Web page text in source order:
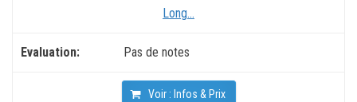
Long...
Pas de notes
Voir : Infos & Prix